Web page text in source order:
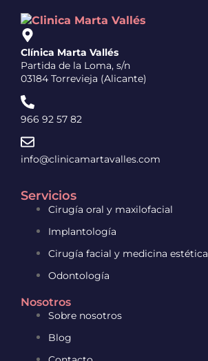
Clínica Marta Vallés
Partida de la Loma, s/n
03184 Torrevieja (Alicante)
966 92 57 82
info@clinicamartavalles.com
Servicios
Cirugía oral y maxilofacial
Implantología
Cirugía facial y medicina estética
Odontología
Nosotros
Sobre nosotros
Blog